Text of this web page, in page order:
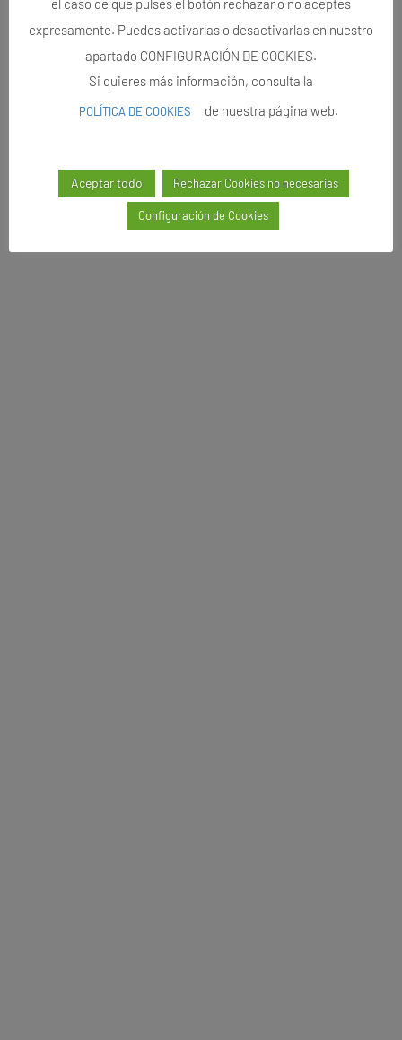
el caso de que pulses el botón rechazar o no aceptes
expresamente. Puedes activarlas o desactivarlas en nuestro
apartado CONFIGURACIÓN DE COOKIES.
Si quieres más información, consulta la
POLÍTICA DE COOKIES de nuestra página web.
Aceptar todo Rechazar Cookies no necesarias
Configuración de Cookies